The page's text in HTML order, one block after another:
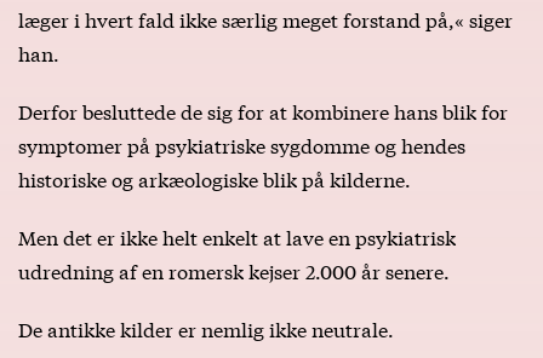
læger i hvert fald ikke særlig meget forstand på,« siger
han.
Derfor besluttede de sig for at kombinere hans blik for
symptomer på psykiatriske sygdomme og hendes
historiske og arkæologiske blik på kilderne.
Men det er ikke helt enkelt at lave en psykiatrisk
udredning af en romersk kejser 2.000 år senere.
De antikke kilder er nemlig ikke neutrale.